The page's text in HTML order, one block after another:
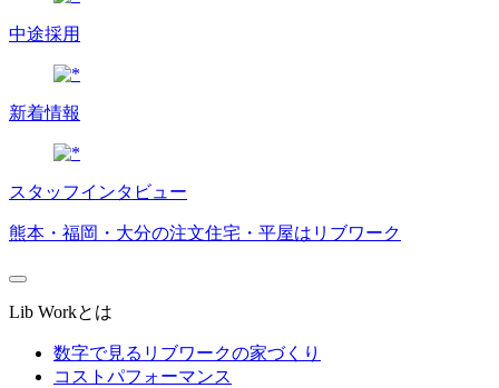
中途採用
新着情報
スタッフインタビュー
熊本・福岡・大分の注文住宅・平屋はリブワーク
Lib Workとは
数字で見るリブワークの家づくり
コストパフォーマンス